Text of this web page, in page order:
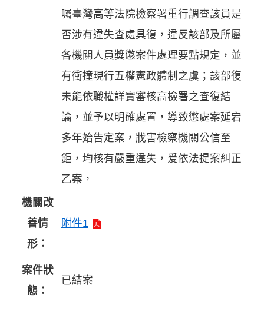
囑臺灣高等法院檢察署重行調查該員是
否涉有違失查處具復，違反該部及所屬
各機關人員獎懲案件處理要點規定，並
有衝撞現行五權憲政體制之虞；該部復
未能依職權詳實審核高檢署之查復結
論，並予以明確處置，導致懲處案延宕
多年始告定案，戕害檢察機關公信至
鉅，均核有嚴重違失，爰依法提案糾正
乙案，
機關改
善情
形：
附件1
案件狀
態：
已結案